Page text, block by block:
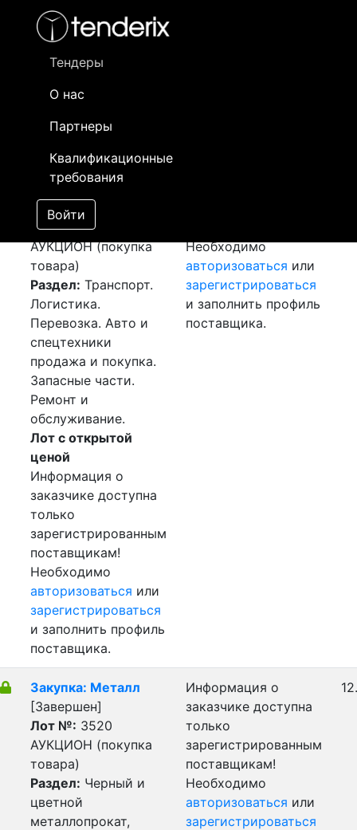
Тендеры
О нас
Партнеры
Квалификационные
требования
Войти
- активный лот
- сохраненный лот (не опубликован)
Закупка: Перевозка
г.Шымкент (РК) -
г.Актобе (РК)
[Завершен]
Лот №:3521
АУКЦИОН (покупка
товара)
Раздел: Транспорт.
Логистика.
Перевозка. Авто и
спецтехники
продажа и покупка.
Запасные части.
Ремонт и
обслуживание.
Лот с открытой
ценой
Информация о
заказчике доступна
только
зарегистрированным
поставщикам!
Необходимо
авторизоваться или
зарегистрироваться
и заполнить профиль
поставщика.
Необходимо
авторизоваться или
зарегистрироваться
и заполнить профиль
поставщика.
Закупка: Металл
[Завершен]
Лот №: 3520
АУКЦИОН (покупка
товара)
Раздел: Черный и
цветной
металлопрокат,
Информация о
заказчике доступна
только
зарегистрированным
поставщикам!
Необходимо
авторизоваться или
зарегистрироваться